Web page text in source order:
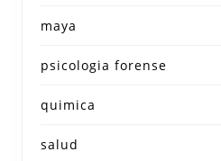
maya
psicologia forense
quimica
salud